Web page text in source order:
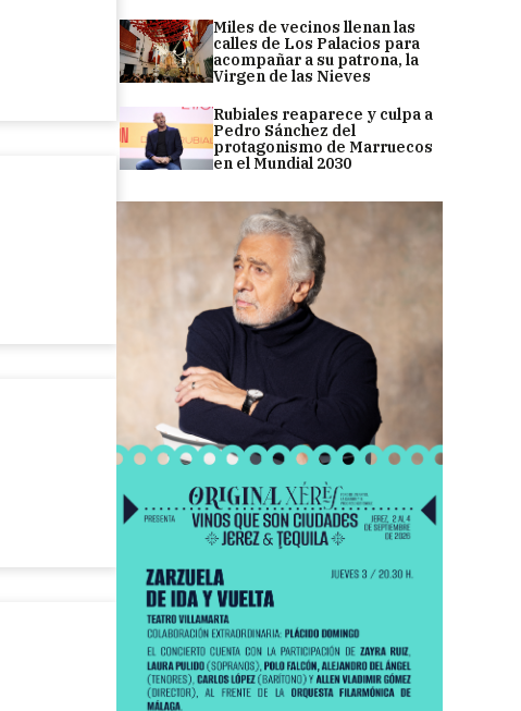
Miles de vecinos llenan las
calles de Los Palacios para
acompañar a su patrona, la
Virgen de las Nieves
Rubiales reaparece y culpa a
Pedro Sánchez del
protagonismo de Marruecos
en el Mundial 2030